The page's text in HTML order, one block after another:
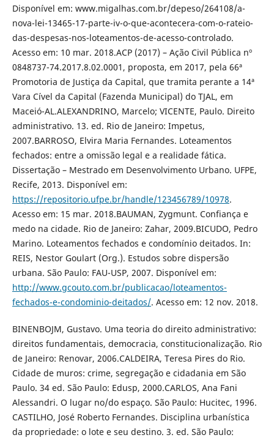
Disponível em: www.migalhas.com.br/depeso/264108/a-
nova-lei-13465-17-parte-iv-o-que-acontecera-com-o-rateio-
das-despesas-nos-loteamentos-de-acesso-controlado.
Acesso em: 10 mar. 2018.ACP (2017) – Ação Civil Pública nº
0848737-74.2017.8.02.0001, proposta, em 2017, pela 66ª
Promotoria de Justiça da Capital, que tramita perante a 14ª
Vara Cível da Capital (Fazenda Municipal) do TJAL, em
Maceió-AL.ALEXANDRINO, Marcelo; VICENTE, Paulo. Direito
administrativo. 13. ed. Rio de Janeiro: Impetus,
2007.BARROSO, Elvira Maria Fernandes. Loteamentos
fechados: entre a omissão legal e a realidade fática.
Dissertação – Mestrado em Desenvolvimento Urbano. UFPE,
Recife, 2013. Disponível em:
https://repositorio.ufpe.br/handle/123456789/10978.
Acesso em: 15 mar. 2018.BAUMAN, Zygmunt. Confiança e
medo na cidade. Rio de Janeiro: Zahar, 2009.BICUDO, Pedro
Marino. Loteamentos fechados e condomínio deitados. In:
REIS, Nestor Goulart (Org.). Estudos sobre dispersão
urbana. São Paulo: FAU-USP, 2007. Disponível em:
http://www.gcouto.com.br/publicacao/loteamentos-
fechados-e-condominio-deitados/. Acesso em: 12 nov. 2018.
BINENBOJM, Gustavo. Uma teoria do direito administrativo:
direitos fundamentais, democracia, constitucionalização. Rio
de Janeiro: Renovar, 2006.CALDEIRA, Teresa Pires do Rio.
Cidade de muros: crime, segregação e cidadania em São
Paulo. 34 ed. São Paulo: Edusp, 2000.CARLOS, Ana Fani
Alessandri. O lugar no/do espaço. São Paulo: Hucitec, 1996.
CASTILHO, José Roberto Fernandes. Disciplina urbanística
da propriedade: o lote e seu destino. 3. ed. São Paulo: